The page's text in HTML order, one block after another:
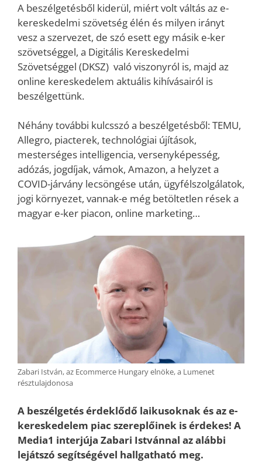
A beszélgetésből kiderül, miért volt váltás az e-
kereskedelmi szövetség élén és milyen irányt
vesz a szervezet, de szó esett egy másik e-ker
szövetséggel, a Digitális Kereskedelmi
Szövetséggel (DKSZ) való viszonyról is, majd az
online kereskedelem aktuális kihívásairól is
beszélgettünk.
Néhány további kulcsszó a beszélgetésből: TEMU,
Allegro, piacterek, technológiai újítások,
mesterséges intelligencia, versenyképesség,
adózás, jogdíjak, vámok, Amazon, a helyzet a
COVID-járvány lecsöngése után, ügyfélszolgálatok,
jogi környezet, vannak-e még betöltetlen rések a
magyar e-ker piacon, online marketing…
Zabari István, az Ecommerce Hungary elnöke, a Lumenet
résztulajdonosa
A beszélgetés érdeklődő laikusoknak és az e-
kereskedelem piac szereplőinek is érdekes! A
Media1 interjúja Zabari Istvánnal az alábbi
lejátszó segítségével hallgatható meg.